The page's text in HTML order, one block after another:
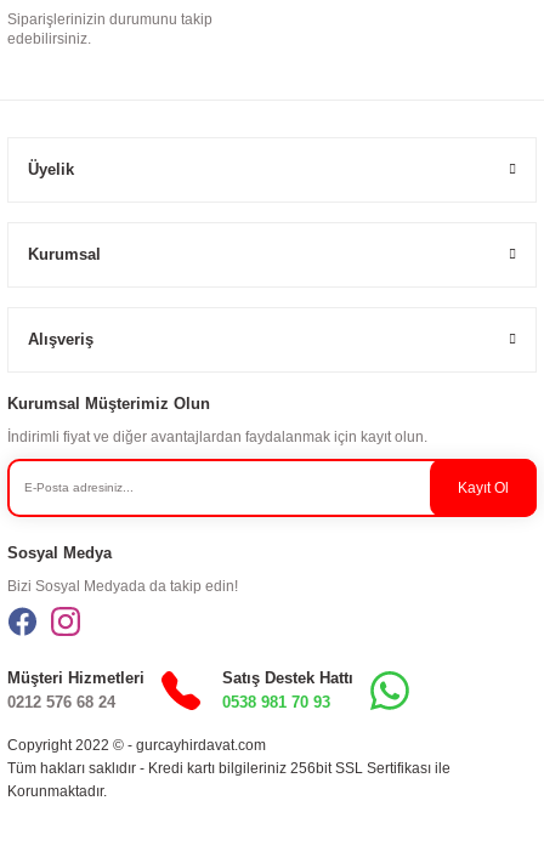
Siparişlerinizin durumunu takip
edebilirsiniz.
Üyelik
Kurumsal
Alışveriş
Kurumsal Müşterimiz Olun
İndirimli fiyat ve diğer avantajlardan faydalanmak için kayıt olun.
Kayıt Ol
Sosyal Medya
Bizi Sosyal Medyada da takip edin!
Copyright 2022 © - gurcayhirdavat.com
Tüm hakları saklıdır - Kredi kartı bilgileriniz 256bit SSL Sertifikası ile
Korunmaktadır.
Müşteri Hizmetleri
0212 576 68 24
Satış Destek Hattı
0538 981 70 93